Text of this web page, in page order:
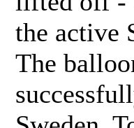
the active
The